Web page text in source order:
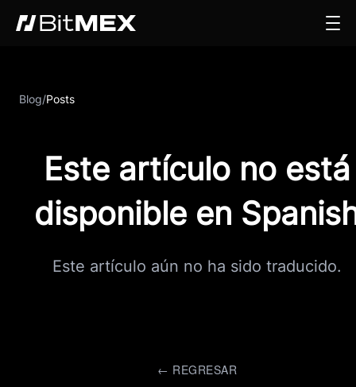
Blog/Posts
Este artículo no está
disponible en
Este artículo aún no ha sido traducido.
← REGRESAR